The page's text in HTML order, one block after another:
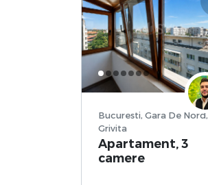
Bucuresti, Gara De Nord,
Grivita
Apartament, 3
camere